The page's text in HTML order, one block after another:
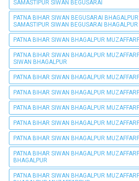
SAMASTIPUR SIWAN BEGUSARAI
PATNA BIHAR SIWAN BEGUSARAI
SAMASTIPUR SIWAN BEGUSARAI BHAGALPUR
PATNA BIHAR SIWAN BHAGALPUR
PATNA BIHAR SIWAN BHAGALPUR
SIWAN BHAGALPUR
PATNA BIHAR SIWAN BHAGALPUR
PATNA BIHAR SIWAN BHAGALPUR
PATNA BIHAR SIWAN BHAGALPUR
PATNA BIHAR SIWAN BHAGALPUR
PATNA BIHAR SIWAN BHAGALPUR
PATNA BIHAR SIWAN BHAGALPUR
BHAGALPUR
PATNA BIHAR SIWAN BHAGALPUR